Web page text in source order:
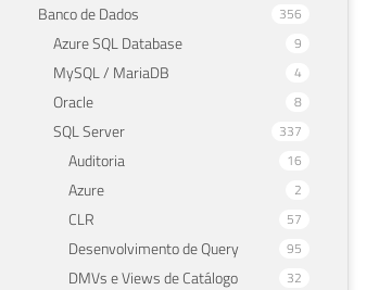
Banco de Dados 356
Azure SQL Database 9
MySQL / MariaDB 4
Oracle 8
SQL Server 337
Auditoria 16
Azure 2
CLR 57
Desenvolvimento de Query 95
DMVs e Views de Catálogo 32